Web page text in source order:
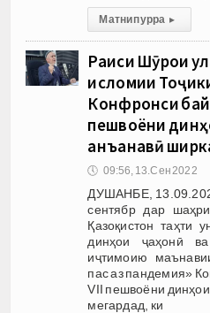
Матни пурра ▸
Раиси Шӯрои
исломии
Конфронси
пешвоёни
анъанавӣ
🕔 09:56, 13.Сен 2022
ДУШАНБЕ,
сентябр дар
Қазоқистон таҳти
динҳои ҷаҳонӣ
иҷтимоию
пас аз пандемия»
VII пешвоёни
мегардад, ки